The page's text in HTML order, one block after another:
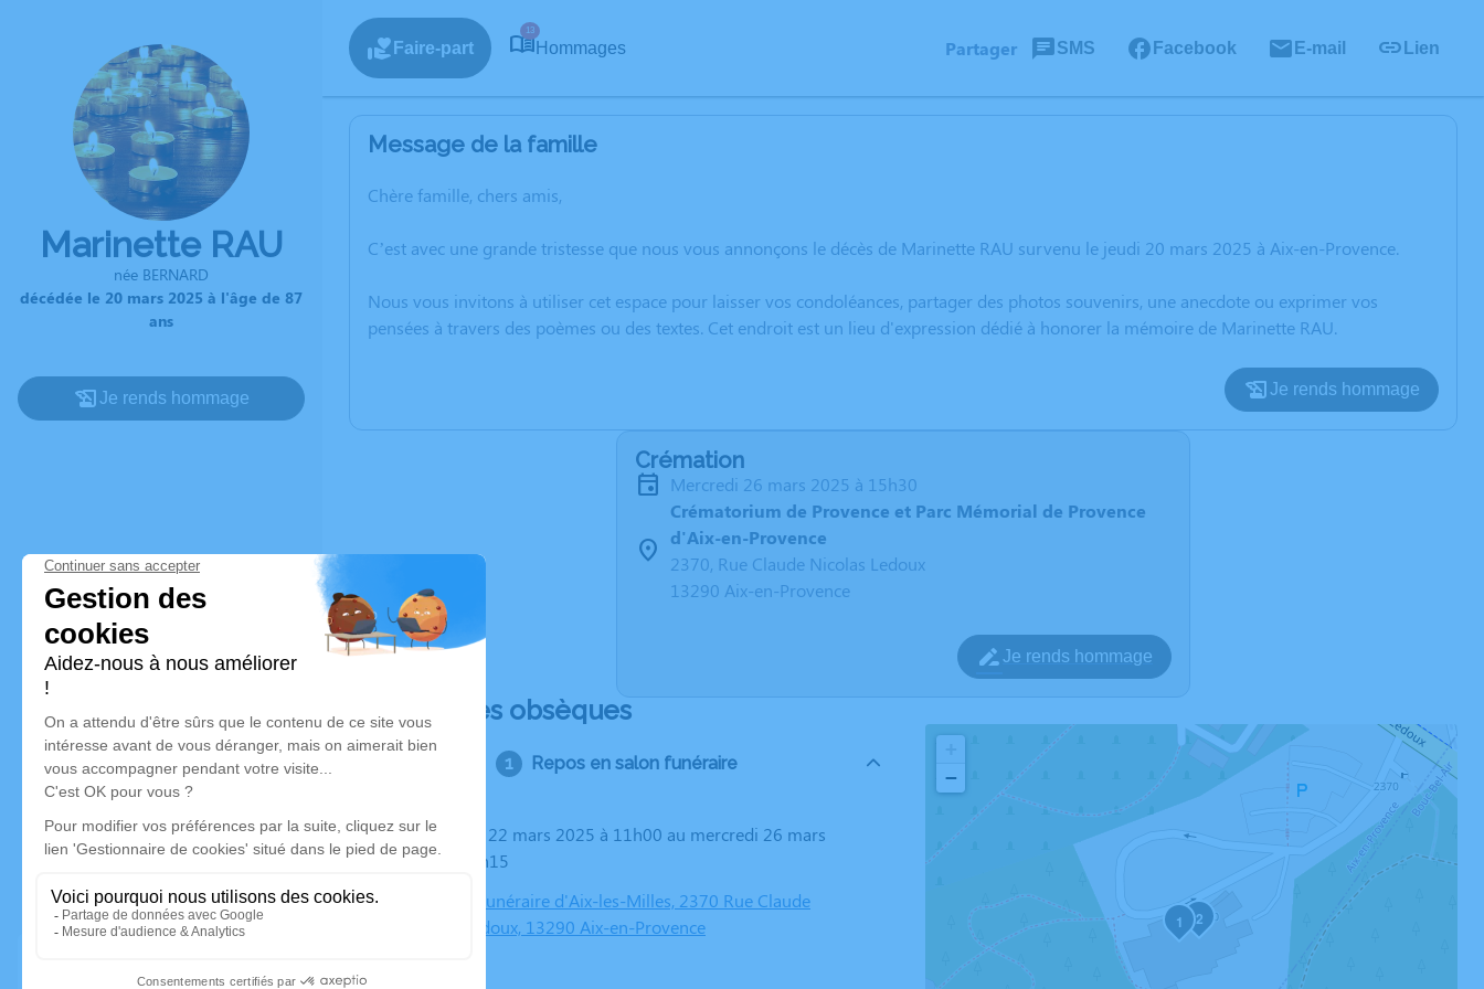
Marinette RAU
née BERNARD
décédée le 20 mars 2025 à l'âge de 87
ans
Je rends hommage
Faire-part
13
Hommages Partager SMS Facebook E-mail Lien
Message de la famille
Chère famille, chers amis,
C’est avec une grande tristesse que nous vous annonçons le décès de Marinette RAU survenu le jeudi 20 mars 2025 à Aix-en-Provence.
Nous vous invitons à utiliser cet espace pour laisser vos condoléances, partager des photos souvenirs, une anecdote ou exprimer vos
pensées à travers des poèmes ou des textes. Cet endroit est un lieu d'expression dédié à honorer la mémoire de Marinette RAU.
Je rends hommage
Crémation
mercredi 26 mars 2025 à 15h30
Crématorium de Provence et Parc Mémorial de Provence
d'Aix-en-Provence
2370, Rue Claude Nicolas Ledoux
13290 Aix-en-Provence
Je rends hommage
Déroulé des obsèques
Repos en salon funéraire
Du samedi 22 mars 2025 à 11h00 au mercredi 26 mars
2025 à 13h15
Chambre Funéraire d'Aix-les-Milles, 2370 Rue Claude
Nicolas Ledoux, 13290 Aix-en-Provence
1 2
−